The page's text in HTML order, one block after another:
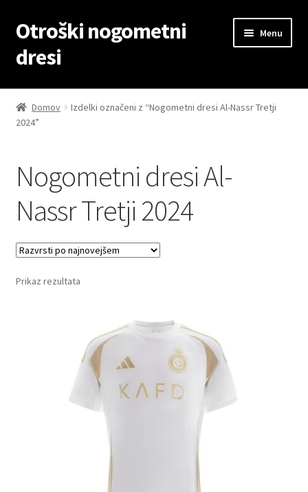
Skip
to
navigation
Skip
to
content
Otroški nogometni
dresi
Menu
Domov
Blog
Košarica
Domov
Izdelki označeni z “Nogometni dresi Al-Nassr Tretji
2024”
Nogometni dresi Al-
Nassr Tretji 2024
Prikaz rezultata